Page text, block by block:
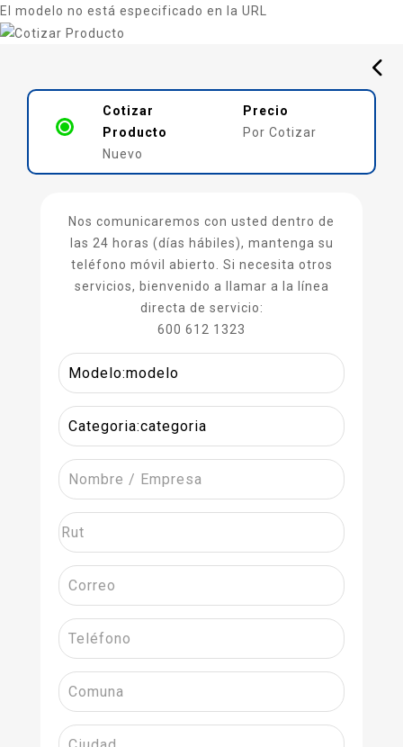
El modelo no está especificado en la URL
Cotizar
Producto
Nuevo
Precio
Por Cotizar
Nos comunicaremos con usted dentro de
las 24 horas (días hábiles), mantenga su
teléfono móvil abierto. Si necesita otros
servicios, bienvenido a llamar a la línea
directa de servicio:
600 612 1323